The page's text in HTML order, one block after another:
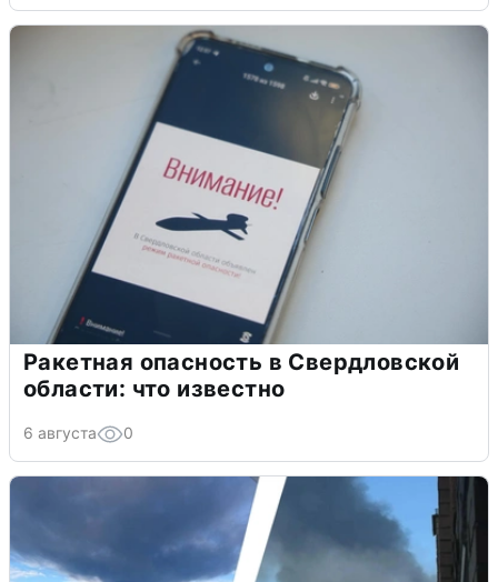
Ракетная опасность в Свердловской
области: что известно
6 августа 0